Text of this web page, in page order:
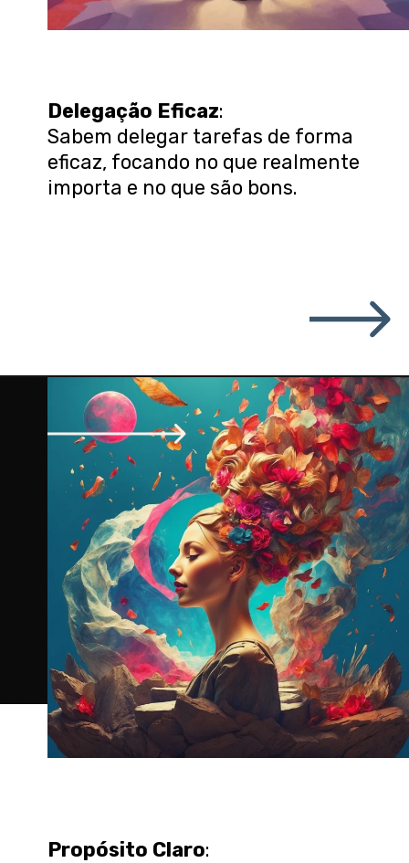
Delegação Eficaz:
Sabem delegar tarefas de forma
eficaz, focando no que realmente
importa e no que são bons.
Propósito Claro: